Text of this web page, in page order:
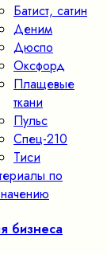
Батист, сатин
Деним
Дюспо
Оксфорд
Плащевые
ткани
Пульс
Спец-210
Тиси
по
бизнеса